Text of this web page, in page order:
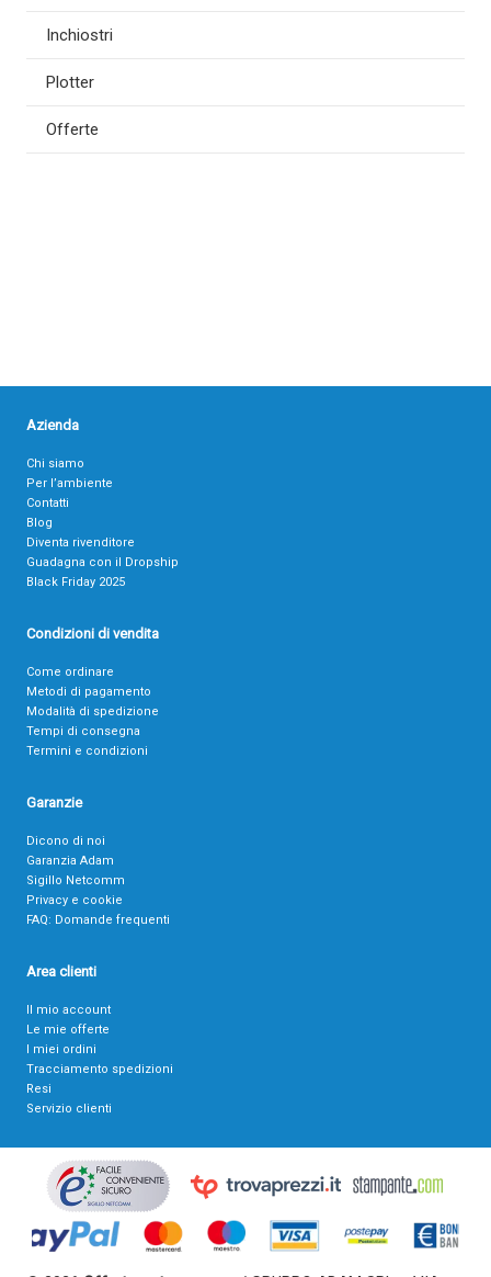
Inchiostri
Plotter
Offerte
Azienda
Chi siamo
Per l’ambiente
Contatti
Blog
Diventa rivenditore
Guadagna con il Dropship
Black Friday 2025
Condizioni di vendita
Come ordinare
Metodi di pagamento
Modalità di spedizione
Tempi di consegna
Termini e condizioni
Garanzie
Dicono di noi
Garanzia Adam
Sigillo Netcomm
Privacy e cookie
FAQ: Domande frequenti
Area clienti
Il mio account
Le mie offerte
I miei ordini
Tracciamento spedizioni
Resi
Servizio clienti